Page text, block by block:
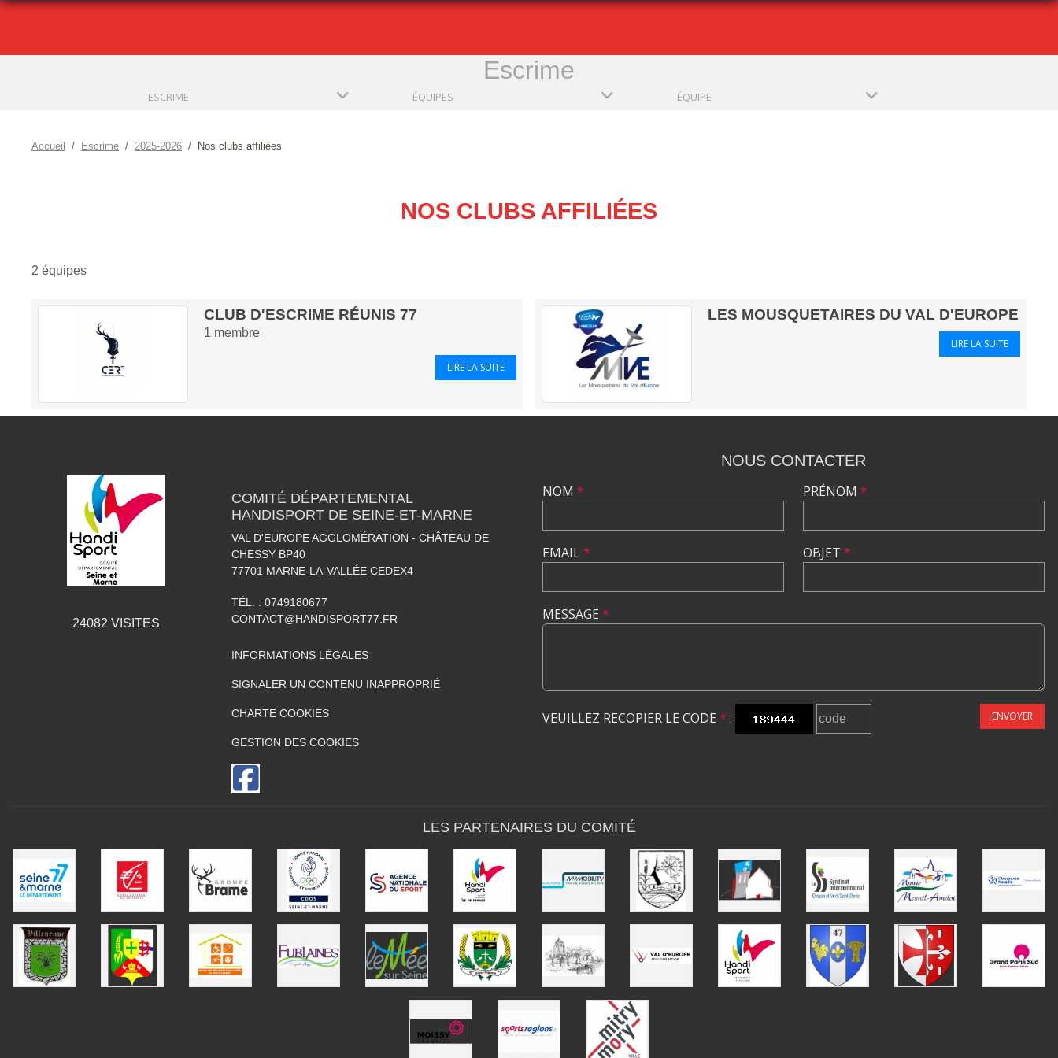
Escrime
ESCRIME ÉQUIPES ÉQUIPE
Accueil Escrime 2025-2026 Nos clubs affiliées
NOS CLUBS AFFILIÉES
2 équipes
CLUB D'ESCRIME RÉUNIS 77
1 membre
LIRE LA SUITE
LES MOUSQUETAIRES DU VAL D'EUROPE
LIRE LA SUITE
24082 VISITES
COMITÉ DÉPARTEMENTAL
HANDISPORT DE SEINE-ET-MARNE
VAL D'EUROPE AGGLOMÉRATION - CHÂTEAU DE
CHESSY BP40
77701 MARNE-LA-VALLÉE CEDEX4
TÉL. : 0749180677
CONTACT@HANDISPORT77.FR
INFORMATIONS LÉGALES
SIGNALER UN CONTENU INAPPROPRIÉ
CHARTE COOKIES
GESTION DES COOKIES
NOUS CONTACTER
NOM *
EMAIL*
PRÉNOM *
OBJET *
MESSAGE *
VEUILLEZ RECOPIER LE CODE * : ENVOYER
LES PARTENAIRES DU COMITÉ